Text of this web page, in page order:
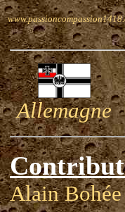
Allemagne
Alain